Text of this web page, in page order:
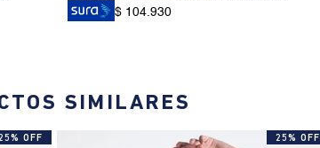
$ 104.930
SIMILARES
OFF 25% OFF